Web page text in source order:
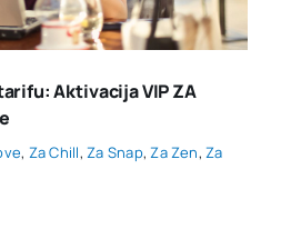
Aktivacija VIP ZA
, Za Chill,Za Snap,Za Zen,Za